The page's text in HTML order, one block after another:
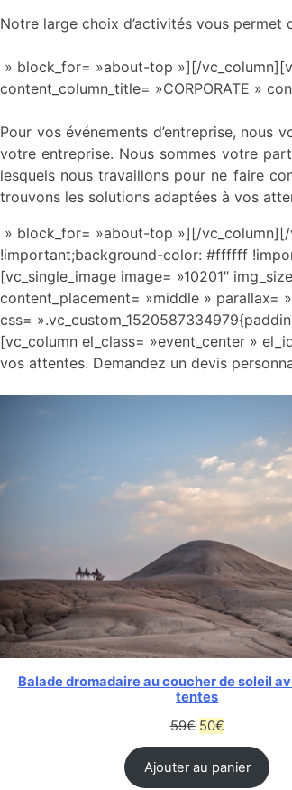
Notre large choix d’activités vous
» block_for= »about-top »][/
content_column_title= »CORPORATE »
Pour vos événements d’entreprise,
votre entreprise. Nous sommes votre
lesquels nous travaillons pour ne faire
trouvons les solutions adaptées à vos
» block_for= »about-top »][/
!important;background-color: #ffffff
[vc_single_image image= »10201″
content_placement= »middle » parallax=
css=
[vc_column el_class= »event_center »
vos attentes. Demandez un devis
Balade dromadaire au coucher de soleil
tentes
59€ 50€
Ajouter au panier